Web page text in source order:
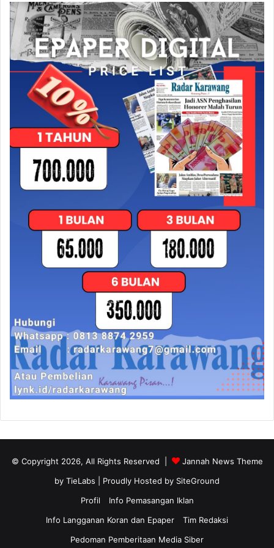
© Copyright 2026, All Rights Reserved |
Jannah News Theme
by TieLabs | Proudly Hosted by SiteGround
Profil
Info Pemasangan Iklan
Info Langganan Koran dan Epaper
Tim Redaksi
Pedoman Pemberitaan Media Siber